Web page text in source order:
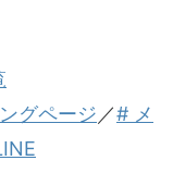
グページ ／# メ